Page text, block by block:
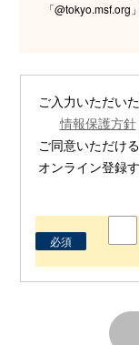
「
ご入力いただい
情報保護方針
ご同意いただけ
オンライン登録
必須